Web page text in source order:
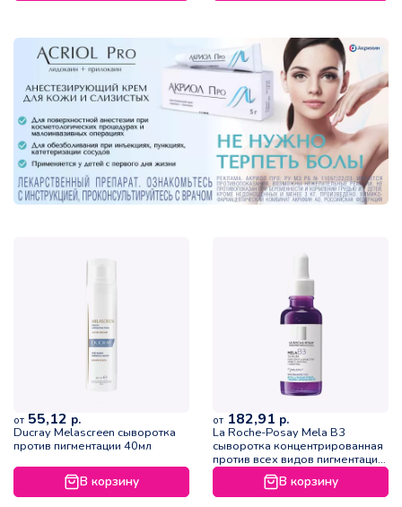
от 55,12 р.
Ducray Melascreen сыворотка
против пигментации 40мл
В корзину
от 182,91 р.
La Roche-Posay Mela B3
сыворотка концентрированная
против всех видов пигментации
30мл
В корзину